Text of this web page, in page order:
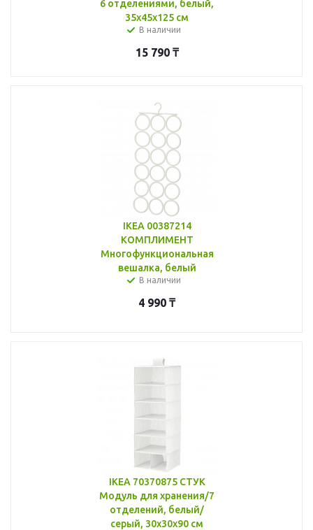
6 отделениями, белый,
35x45x125 см
В наличии
15 790₸
IKEA 00387214
КОМПЛИМЕНТ
Многофункциональная
вешалка, белый
В наличии
4 990 ₸
IKEA 70370875 СТУК
Модуль для хранения/7
отделений, белый/
серый, 30x30x90 см